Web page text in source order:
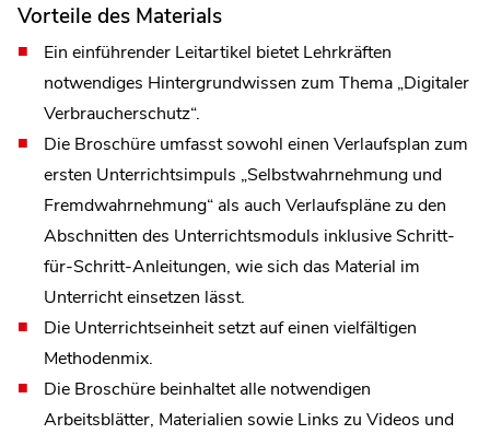
Vorteile des Materials
Ein einführender Leitartikel bietet Lehrkräften
notwendiges Hintergrundwissen zum Thema „Digitaler
Verbraucherschutz“.
Die Broschüre umfasst sowohl einen Verlaufsplan zum
ersten Unterrichtsimpuls „Selbstwahrnehmung und
Fremdwahrnehmung“ als auch Verlaufspläne zu den
Abschnitten des Unterrichtsmoduls inklusive Schritt-
für-Schritt-Anleitungen, wie sich das Material im
Unterricht einsetzen lässt.
Die Unterrichtseinheit setzt auf einen vielfältigen
Methodenmix.
Die Broschüre beinhaltet alle notwendigen
Arbeitsblätter, Materialien sowie Links zu Videos und